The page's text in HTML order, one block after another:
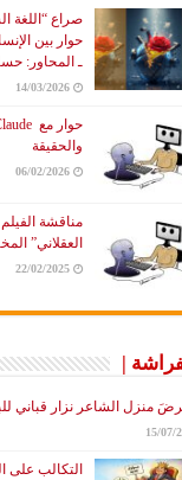
صراع “اللغة
حوار بين
ـ المحاور:
14/03/2026
والحقيقة
06/02/2026
مناقشة
العقلاني”
22/02/2025
|
منزل الشاعر نزار قباني
15/07/
التكالب على